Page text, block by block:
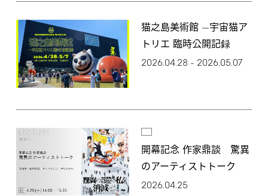
猫之島美術館 —宇宙猫ア
トリエ 臨時公開記録
2026.04.28 – 2026.05.07
開幕記念 作家鼎談 驚異
のアーティストトーク
2026.04.25